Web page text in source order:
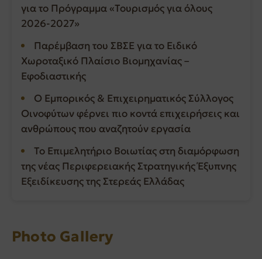
για το Πρόγραμμα «Τουρισμός για όλους
2026-2027»
Παρέμβαση του ΣΒΣΕ για το Ειδικό
Χωροταξικό Πλαίσιο Βιομηχανίας –
Εφοδιαστικής
Ο Εμπορικός & Επιχειρηματικός Σύλλογος
Οινοφύτων φέρνει πιο κοντά επιχειρήσεις και
ανθρώπους που αναζητούν εργασία
Το Επιμελητήριο Βοιωτίας στη διαμόρφωση
της νέας Περιφερειακής Στρατηγικής Έξυπνης
Εξειδίκευσης της Στερεάς Ελλάδας
Photo Gallery